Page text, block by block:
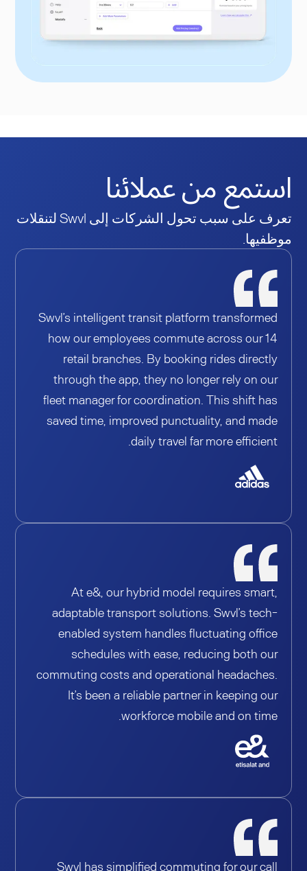
استمع من عملائنا
تعرف على سبب تحول الشركات إلى Swvl لتنقلات
موظفيها.
Swvl’s intelligent transit platform transformed
how our employees commute across our 14
retail branches. By booking rides directly
through the app, they no longer rely on our
fleet manager for coordination. This shift has
saved time, improved punctuality, and made
daily travel far more efficient.
At e&, our hybrid model requires smart,
adaptable transport solutions. Swvl’s tech-
enabled system handles fluctuating office
schedules with ease, reducing both our
commuting costs and operational headaches.
It’s been a reliable partner in keeping our
workforce mobile and on time.
Swvl has simplified commuting for our call